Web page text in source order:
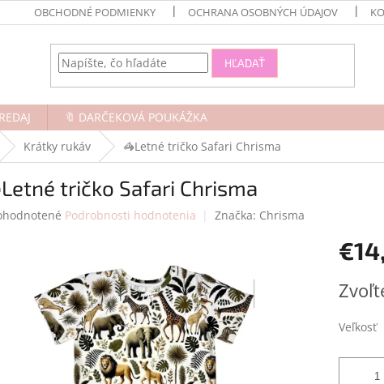
OBCHODNÉ PODMIENKY OCHRANA OSOBNÝCH ÚDAJOV
HĽADAŤ
🔖 DARČEKOVÁ POUKÁŽKA
Krátky rukáv 🦓Letné tričko Safari Chrisma
tričko Safari Chrisma
Podrobnosti hodnotenia Značka: Chrisma
cena:
Veľkosť